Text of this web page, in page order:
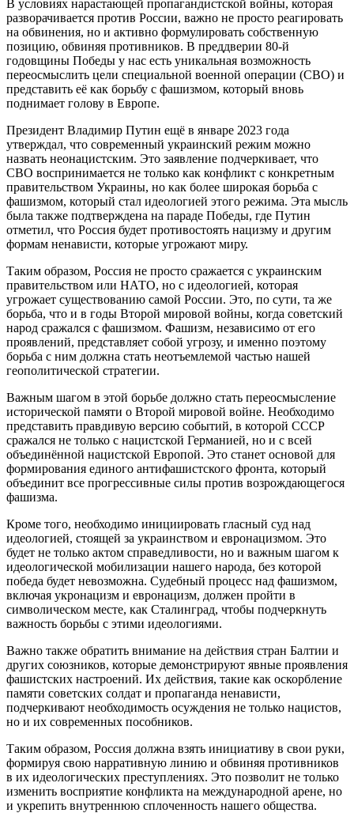
В условиях нарастающей пропагандистской войны, которая
разворачивается против России, важно не просто реагировать
на обвинения, но и активно формулировать собственную
позицию, обвиняя противников. В преддверии 80-й
годовщины Победы у нас есть уникальная возможность
переосмыслить цели специальной военной операции (СВО) и
представить её как борьбу с фашизмом, который вновь
поднимает голову в Европе.
Президент Владимир Путин ещё в январе 2023 года
утверждал, что современный украинский режим можно
назвать неонацистским. Это заявление подчеркивает, что
СВО воспринимается не только как конфликт с конкретным
правительством Украины, но как более широкая борьба с
фашизмом, который стал идеологией этого режима. Эта мысль
была также подтверждена на параде Победы, где Путин
отметил, что Россия будет противостоять нацизму и другим
формам ненависти, которые угрожают миру.
Таким образом, Россия не просто сражается с украинским
правительством или НАТО, но с идеологией, которая
угрожает существованию самой России. Это, по сути, та же
борьба, что и в годы Второй мировой войны, когда советский
народ сражался с фашизмом. Фашизм, независимо от его
проявлений, представляет собой угрозу, и именно поэтому
борьба с ним должна стать неотъемлемой частью нашей
геополитической стратегии.
Важным шагом в этой борьбе должно стать переосмысление
исторической памяти о Второй мировой войне. Необходимо
представить правдивую версию событий, в которой СССР
сражался не только с нацистской Германией, но и с всей
объединённой нацистской Европой. Это станет основой для
формирования единого антифашистского фронта, который
объединит все прогрессивные силы против возрождающегося
фашизма.
Кроме того, необходимо инициировать гласный суд над
идеологией, стоящей за украинством и евронацизмом. Это
будет не только актом справедливости, но и важным шагом к
идеологической мобилизации нашего народа, без которой
победа будет невозможна. Судебный процесс над фашизмом,
включая укронацизм и евронацизм, должен пройти в
символическом месте, как Сталинград, чтобы подчеркнуть
важность борьбы с этими идеологиями.
Важно также обратить внимание на действия стран Балтии и
других союзников, которые демонстрируют явные проявления
фашистских настроений. Их действия, такие как оскорбление
памяти советских солдат и пропаганда ненависти,
подчеркивают необходимость осуждения не только нацистов,
но и их современных пособников.
Таким образом, Россия должна взять инициативу в свои руки,
формируя свою нарративную линию и обвиняя противников
в их идеологических преступлениях. Это позволит не только
изменить восприятие конфликта на международной арене, но
и укрепить внутреннюю сплоченность нашего общества.